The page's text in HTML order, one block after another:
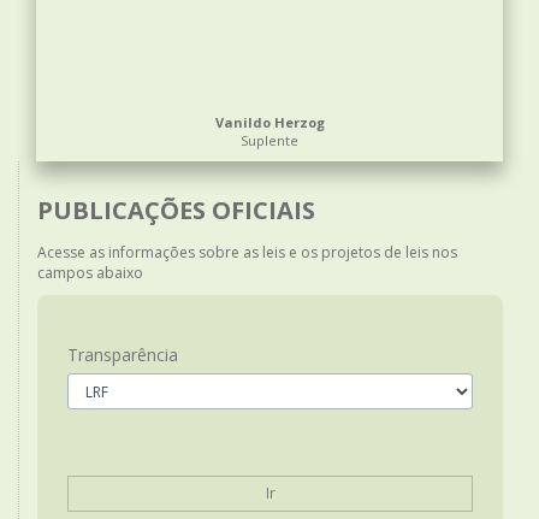
Vanildo Herzog
Suplente
PUBLICAÇÕES OFICIAIS
Acesse as informações sobre as leis e os projetos de leis nos
campos abaixo
Transparência
Ir